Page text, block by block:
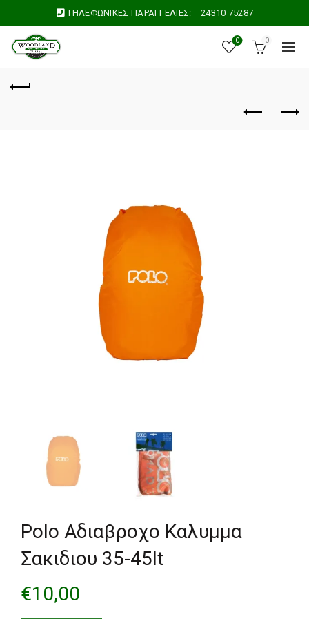
ΤΗΛΕΦΩΝΙΚΕΣ ΠΑΡΑΓΓΕΛΙΕΣ: 24310 75287
0 0
Polo Αδιαβροχο Καλυμμα
Σακιδιου 35-45lt
€10,00